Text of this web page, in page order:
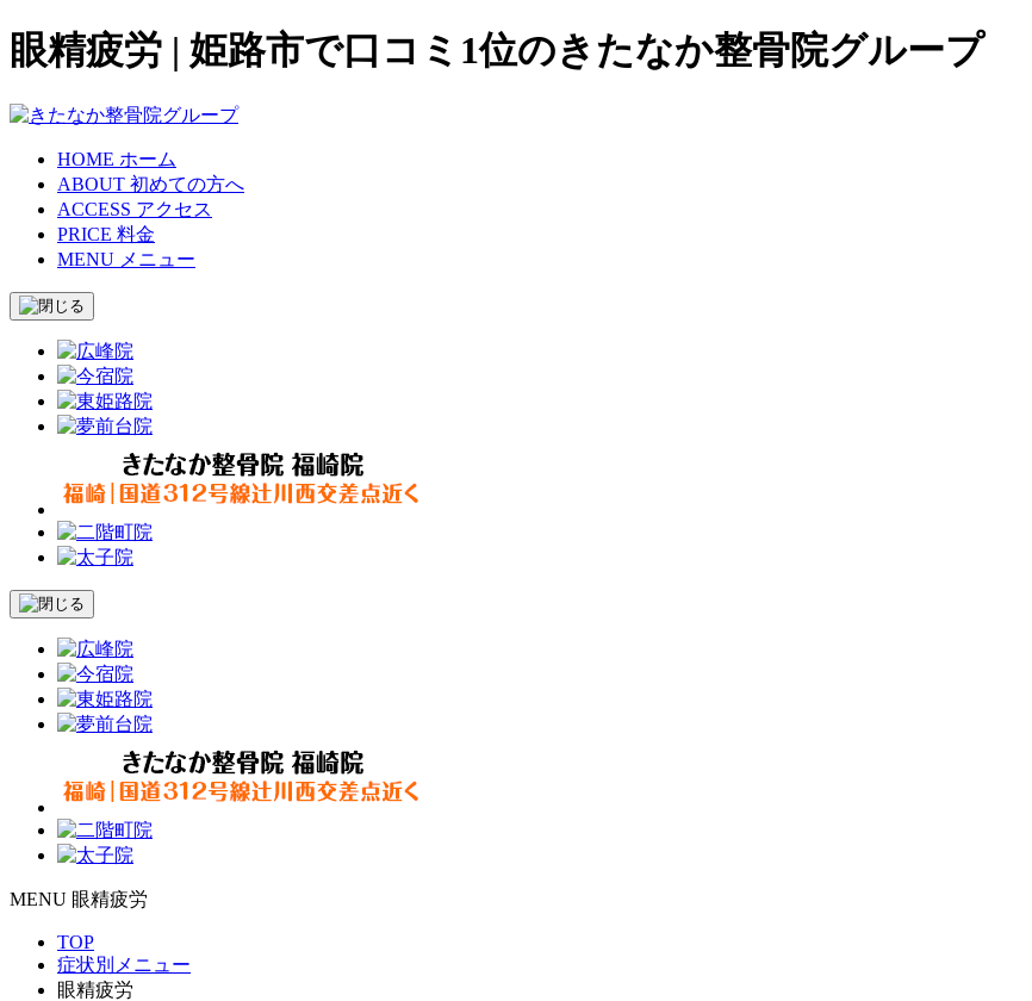
眼精疲労 | 姫路市で口コミ1位のきたなか整骨院グループ
HOME ホーム
ABOUT 初めての方へ
ACCESS アクセス
PRICE 料金
MENU メニュー
MENU 眼精疲労
TOP
症状別メニュー
眼精疲労